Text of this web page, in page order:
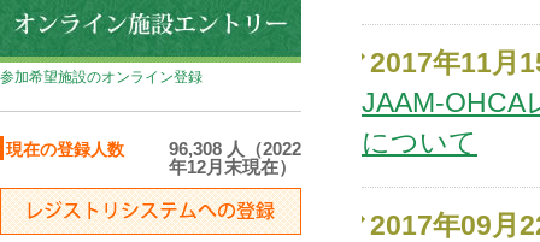
参加希望施設のオンライン登録
現在の登録人数
96,308 人（2022
年12月末現在）
2017年11月
JAAM-OHCA
について
2017年09月